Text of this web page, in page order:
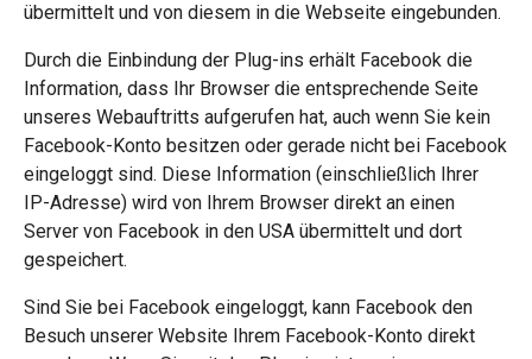
übermittelt und von diesem in die Webseite eingebunden.
Durch die Einbindung der Plug-ins erhält Facebook die
Information, dass Ihr Browser die entsprechende Seite
unseres Webauftritts aufgerufen hat, auch wenn Sie kein
Facebook-Konto besitzen oder gerade nicht bei Facebook
eingeloggt sind. Diese Information (einschließlich Ihrer
IP-Adresse) wird von Ihrem Browser direkt an einen
Server von Facebook in den USA übermittelt und dort
gespeichert.
Sind Sie bei Facebook eingeloggt, kann Facebook den
Besuch unserer Website Ihrem Facebook-Konto direkt